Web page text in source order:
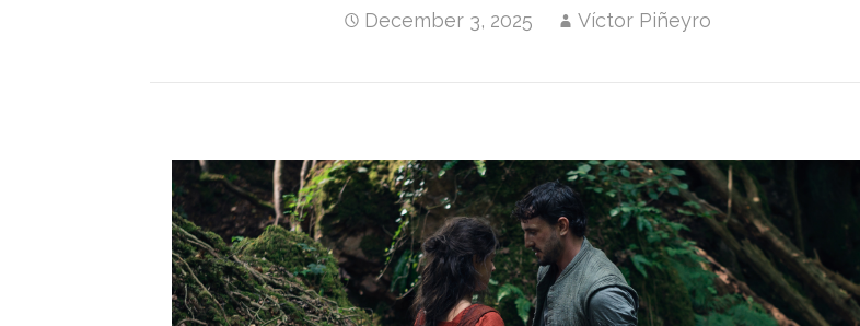
December 3, 2025 Víctor Piñeyro